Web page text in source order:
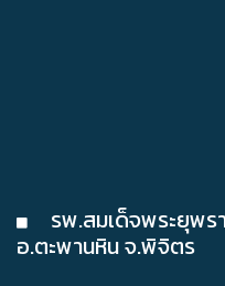
รพ.สมเด็จพระยุพร
อ.ตะพานหิน จ.พิจิตร